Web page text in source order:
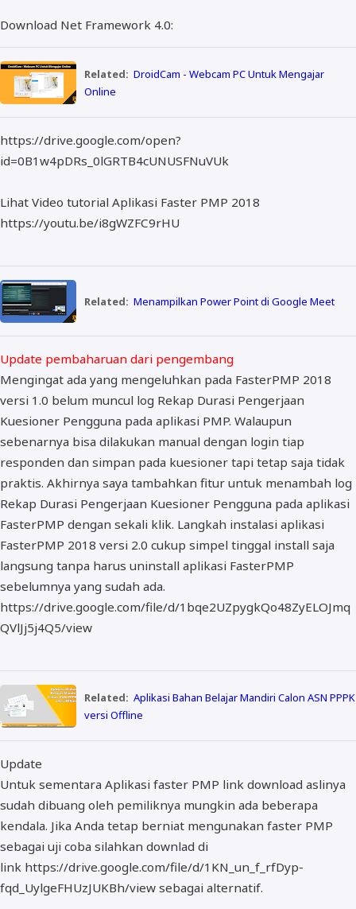
Download Net Framework 4.0:
Related: DroidCam - Webcam PC Untuk Mengajar
Online
https://drive.google.com/open?
id=0B1w4pDRs_0lGRTB4cUNUSFNuVUk
Lihat Video tutorial Aplikasi Faster PMP 2018
https://youtu.be/i8gWZFC9rHU
Related: Menampilkan Power Point di Google Meet
Update pembaharuan dari pengembang
Mengingat ada yang mengeluhkan pada FasterPMP 2018
versi 1.0 belum muncul log Rekap Durasi Pengerjaan
Kuesioner Pengguna pada aplikasi PMP. Walaupun
sebenarnya bisa dilakukan manual dengan login tiap
responden dan simpan pada kuesioner tapi tetap saja tidak
praktis. Akhirnya saya tambahkan fitur untuk menambah log
Rekap Durasi Pengerjaan Kuesioner Pengguna pada aplikasi
FasterPMP dengan sekali klik. Langkah instalasi aplikasi
FasterPMP 2018 versi 2.0 cukup simpel tinggal install saja
langsung tanpa harus uninstall aplikasi FasterPMP
sebelumnya yang sudah ada.
https://drive.google.com/file/d/1bqe2UZpygkQo48ZyELOJmq
QVlJj5j4Q5/view
Related: Aplikasi Bahan Belajar Mandiri Calon ASN PPPK
versi Offline
Update
Untuk sementara Aplikasi faster PMP link download aslinya
sudah dibuang oleh pemiliknya mungkin ada beberapa
kendala. Jika Anda tetap berniat mengunakan faster PMP
sebagai uji coba silahkan downlad di
link https://drive.google.com/file/d/1KN_un_f_rfDyp-
fqd_UylgeFHUzJUKBh/view sebagai alternatif.